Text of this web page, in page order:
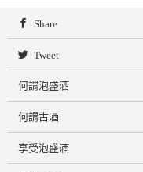
Share
Tweet
何謂泡盛酒
何謂古酒
享受泡盛酒